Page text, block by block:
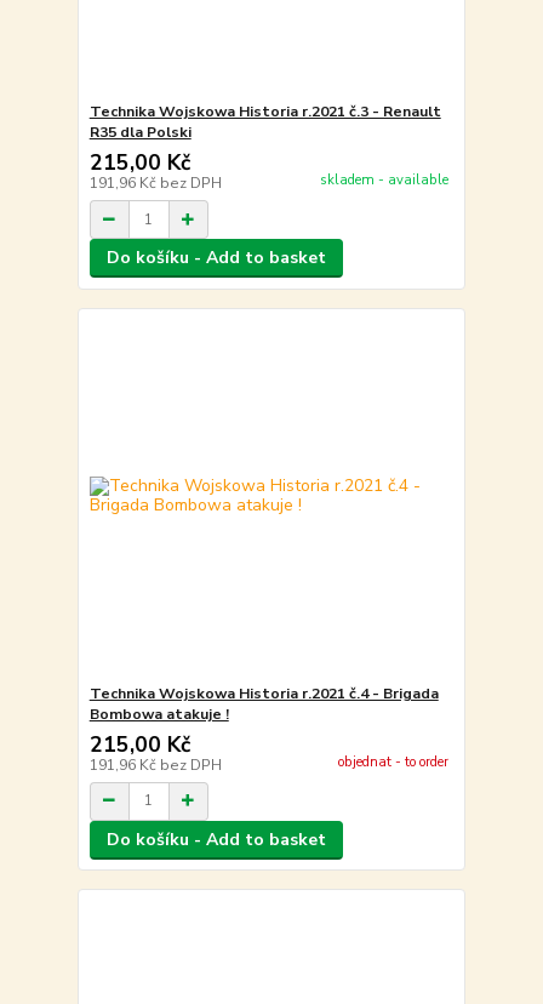
Technika Wojskowa Historia r.2021 č.3 - Renault
R35 dla Polski
215,00 Kč
191,96 Kč bez DPH skladem - available
Do košíku - Add to basket
Technika Wojskowa Historia r.2021 č.4 - Brigada
Bombowa atakuje !
215,00 Kč
191,96 Kč bez DPH objednat - to order
Do košíku - Add to basket